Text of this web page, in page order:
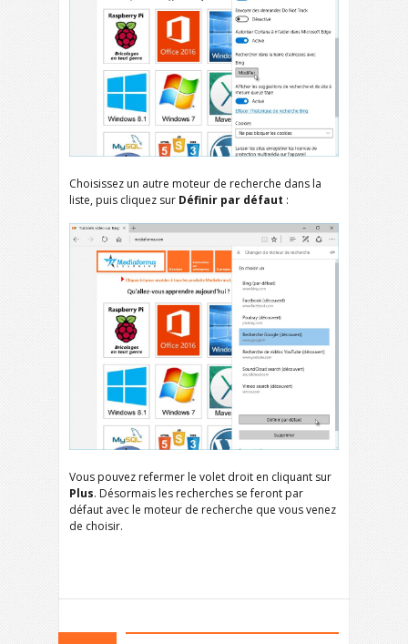
Choisissez un autre moteur de recherche dans la
liste, puis cliquez sur Définir par défaut :
Vous pouvez refermer le volet droit en cliquant sur
Plus. Désormais les recherches se feront par
défaut avec le moteur de recherche que vous venez
de choisir.